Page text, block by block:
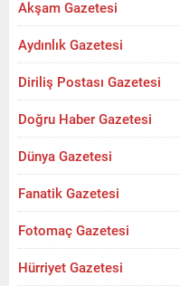
Akşam Gazetesi
Aydınlık Gazetesi
Diriliş Postası Gazetesi
Doğru Haber Gazetesi
Dünya Gazetesi
Fanatik Gazetesi
Fotomaç Gazetesi
Hürriyet Gazetesi